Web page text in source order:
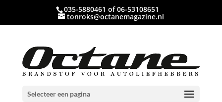
035-5880461 of 06-53108651
tonroks@octanemagazine.nl
Selecteer een pagina